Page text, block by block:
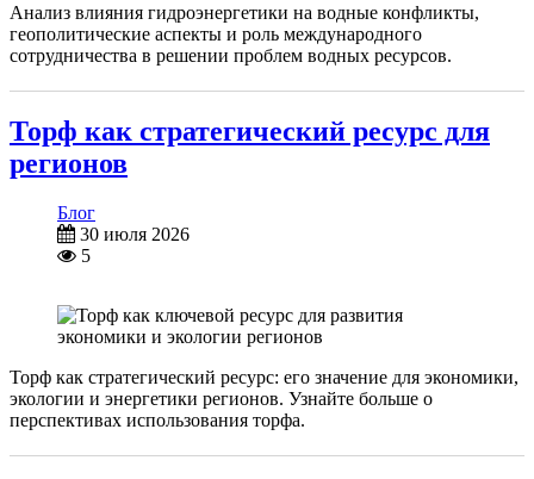
Анализ влияния гидроэнергетики на водные конфликты,
геополитические аспекты и роль международного
сотрудничества в решении проблем водных ресурсов.
Торф как стратегический ресурс для
регионов
Блог
30 июля 2026
5
Торф как стратегический ресурс: его значение для экономики,
экологии и энергетики регионов. Узнайте больше о
перспективах использования торфа.